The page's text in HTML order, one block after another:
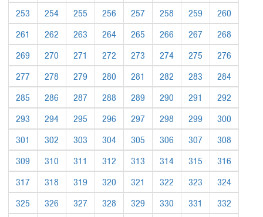
253
254 255 256 257 258 259
260
261
262 263 264 265 266 267
268
269
270 271 272 273 274 275
276
277
278 279 280 281 282 283
284
285
286 287 288 289 290 291
292
293
294 295 296 297 298 299
300
301
302 303 304 305 306 307
308
309
310 311 312 313 314 315
316
317
318 319 320 321 322 323
324
325
326 327 328 329 330 331
332